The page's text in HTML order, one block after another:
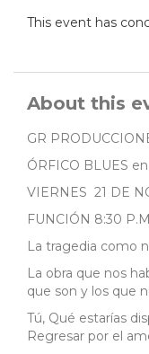
This event has
About this
GR
ÓRFICO BLUES
VIERNES 21 DE
FUNCIÓN 8:30
La tragedia como
La obra que nos
que son y los que
Tú, Qué estarías
Regresar por el